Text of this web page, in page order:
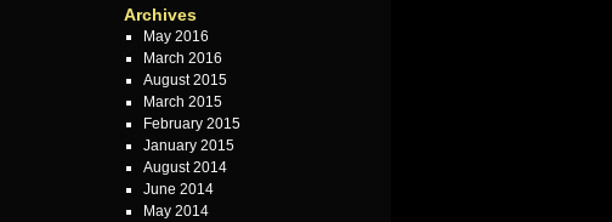
Archives
May 2016
March 2016
August 2015
March 2015
February 2015
January 2015
August 2014
June 2014
May 2014